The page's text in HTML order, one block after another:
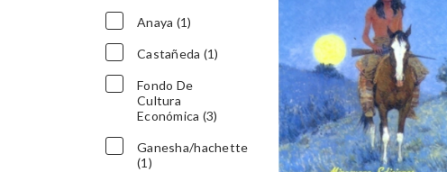
Anaya (1)
Castañeda (1)
Fondo De
Cultura
Económica (3)
Ganesha/hachette
(1)